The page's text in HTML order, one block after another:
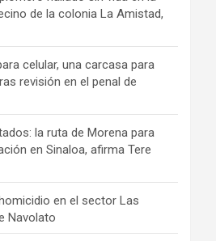
de la colonia La Amistad,
celular, una carcasa para
revisión en el penal de
la ruta de Morena para
en Sinaloa, afirma Tere
en el sector Las
Navolato